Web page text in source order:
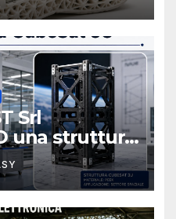
Srl
una struttura
PEEK